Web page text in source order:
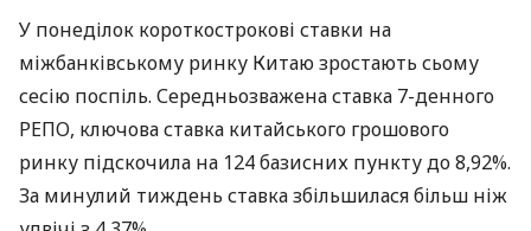
У понеділок короткострокові ставки на
міжбанківському ринку Китаю зростають сьому
сесію поспіль. Середньозважена ставка 7-денного
РЕПО, ключова ставка китайського грошового
ринку підскочила на 124 базисних пункту до 8,92%.
За минулий тиждень ставка збільшилася більш ніж